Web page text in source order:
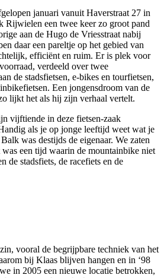
januari vanuit Haverstraat 27 in
Rijwielen een twee keer zo groot pand
aan de Hugo de Vriesstraat nabij
daar een pareltje op het gebied van
efficiënt en ruim. Er is plek voor
verdeeld over twee
de stadsfietsen, e-bikes en tourfietsen,
Een jongensdroom van de
lijkt het als hij zijn verhaal vertelt.
vijftiende in deze fietsen-zaak
als je op jonge leeftijd weet wat je
was destijds de eigenaar. We zaten
een tijd waarin de mountainbike niet
de stadsfiets, de racefiets en de
vooral de begrijpbare techniek van het
bij Klaas blijven hangen en in ‘98
in 2005 een nieuwe locatie betrokken,